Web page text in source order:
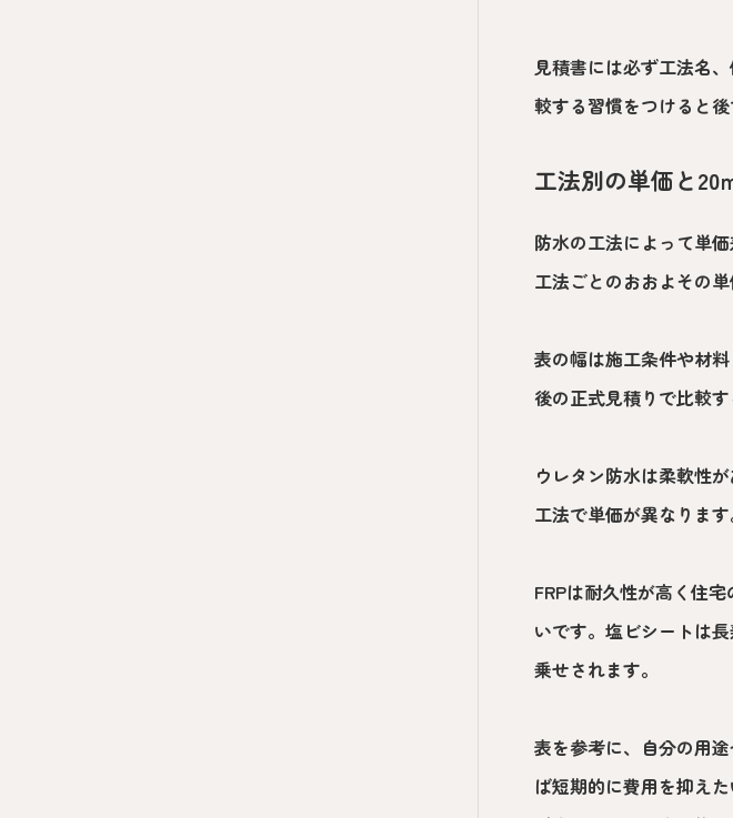
見積書には必ず工法名
較する習慣をつけると
工法別の単価と20
防水の工法によって単
工法ごとのおおよその
表の幅は施工条件や材
後の正式見積りで比較す
ウレタン防水は柔軟性
工法で単価が異なります
FRPは耐久性が高く住
いです。塩ビシートは
乗せされます。
表を参考に、自分の用
ば短期的に費用を抑え